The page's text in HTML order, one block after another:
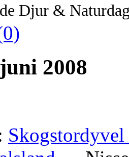
Djur &
2008
Skogstordyvel